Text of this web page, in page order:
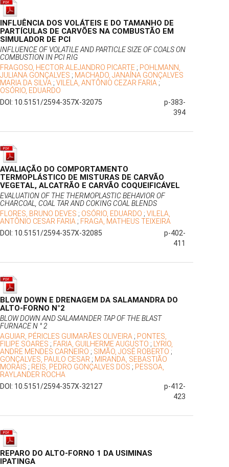
INFLUÊNCIA DOS VOLÁTEIS E DO TAMANHO DE
PARTÍCULAS DE CARVÕES NA COMBUSTÃO EM
SIMULADOR DE PCI
INFLUENCE OF VOLATILE AND PARTICLE SIZE OF COALS ON
COMBUSTION IN PCI RIG
FRAGOSO, HECTOR ALEJANDRO PICARTE ; POHLMANN,
JULIANA GONÇALVES ; MACHADO, JANAÍNA GONÇALVES
MARIA DA SILVA ; VILELA, ANTÔNIO CEZAR FARIA ;
OSÓRIO, EDUARDO
DOI: 10.5151/2594-357X-32075
p-383-
394
AVALIAÇÃO DO COMPORTAMENTO
TERMOPLÁSTICO DE MISTURAS DE CARVÃO
VEGETAL, ALCATRÃO E CARVÃO COQUEIFICÁVEL
EVALUATION OF THE THERMOPLASTIC BEHAVIOR OF
CHARCOAL, COAL TAR AND COKING COAL BLENDS
FLORES, BRUNO DEVES ; OSÓRIO, EDUARDO ; VILELA,
ANTÔNIO CESAR FARIA ; FRAGA, MATHEUS TEIXEIRA
DOI: 10.5151/2594-357X-32085
p-402-
411
BLOW DOWN E DRENAGEM DA SALAMANDRA DO
ALTO-FORNO N°2
BLOW DOWN AND SALAMANDER TAP OF THE BLAST
FURNACE N ° 2
AGUIAR, PÉRICLES GUIMARÃES OLIVEIRA ; PONTES,
FILIPE SOARES ; FARIA, GUILHERME AUGUSTO ; LYRIO,
ANDRE MENDES CARNEIRO ; SIMÃO, JOSÉ ROBERTO ;
GONÇALVES, PAULO CESAR ; MIRANDA, SEBASTIÃO
MORAIS ; REIS, PEDRO GONÇALVES DOS ; PESSOA,
RAYLANDER ROCHA
DOI: 10.5151/2594-357X-32127
p-412-
423
REPARO DO ALTO-FORNO 1 DA USIMINAS
IPATINGA